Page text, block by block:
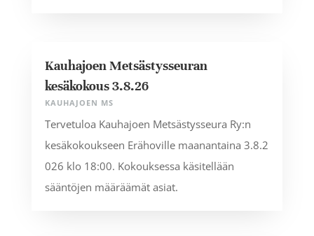
Kauhajoen Metsästysseuran
kesäkokous 3.8.26
KAUHAJOEN MS
Tervetuloa Kauhajoen Metsästysseura Ry:n
kesäkokoukseen Erähoville maanantaina 3.8.2
026 klo 18:00. Kokouksessa käsitellään
sääntöjen määräämät asiat.